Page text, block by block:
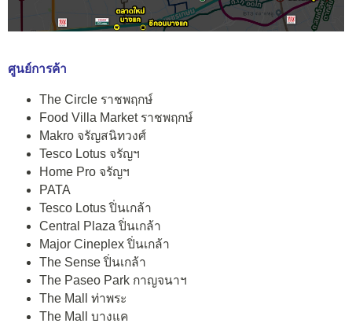
ศูนย์การค้า
The Circle ราชพฤกษ์
Food Villa Market ราชพฤกษ์
Makro จรัญสนิทวงศ์
Tesco Lotus จรัญฯ
Home Pro จรัญฯ
PATA
Tesco Lotus ปิ่นเกล้า
Central Plaza ปิ่นเกล้า
Major Cineplex ปิ่นเกล้า
The Sense ปิ่นเกล้า
The Paseo Park กาญจนาฯ
The Mall ท่าพระ
The Mall บางแค